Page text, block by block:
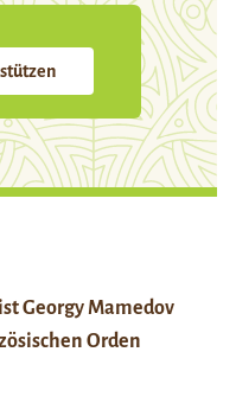
Georgy Mamedov
Orden